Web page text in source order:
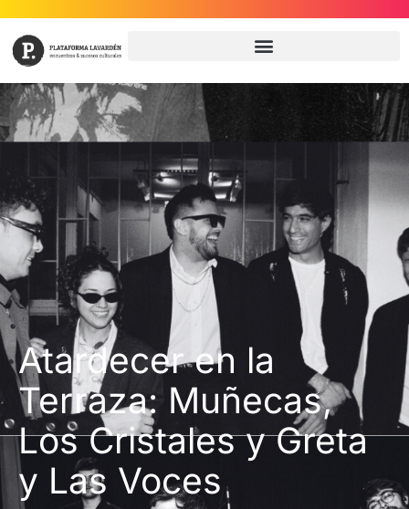
Atardecer en la
Terraza: Muñecas,
Los Cristales y Greta
y Las Voces